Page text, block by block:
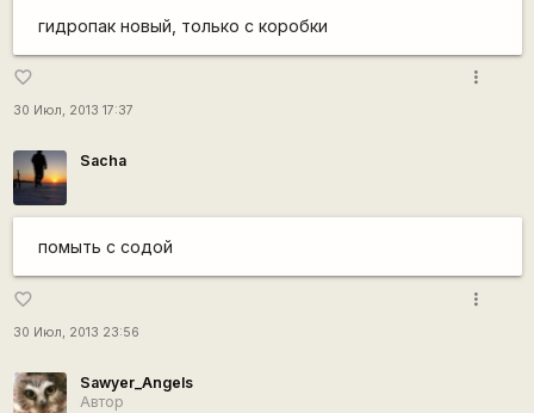
гидропак новый, только с коробки
favorite_border
30 Июл, 2013 17:37
more_vert
Sacha
помыть с содой
favorite_border
30 Июл, 2013 23:56
more_vert
Sawyer_Angels
Автор